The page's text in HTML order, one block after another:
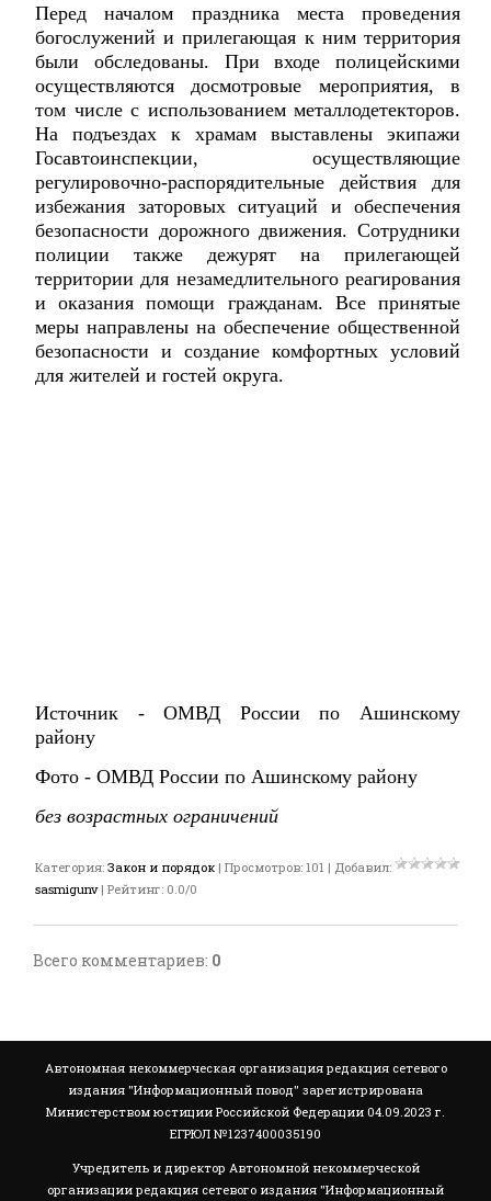
Перед началом праздника места проведения
богослужений и прилегающая к ним территория
были обследованы. При входе полицейскими
осуществляются досмотровые мероприятия, в
том числе с использованием металлодетекторов.
На подъездах к храмам выставлены экипажи
Госавтоинспекции, осуществляющие
регулировочно-распорядительные действия для
избежания заторовых ситуаций и обеспечения
безопасности дорожного движения. Сотрудники
полиции также дежурят на прилегающей
территории для незамедлительного реагирования
и оказания помощи гражданам. Все принятые
меры направлены на обеспечение общественной
безопасности и создание комфортных условий
для жителей и гостей округа.
Источник - ОМВД России по Ашинскому
району
Фото - ОМВД России по Ашинскому району
без возрастных ограничений
Категория: Закон и порядок | Просмотров: 101 | Добавил:
sasmigunv | Рейтинг: 0.0/0
Всего комментариев: 0
Автономная некоммерческая организация редакция сетевого
издания "Информационный повод" зарегистрирована
Министерством юстиции Российской Федерации 04.09.2023 г.
ЕГРЮЛ №1237400035190
Учредитель и директор Автономной некоммерческой
организации редакция сетевого издания "Информационный